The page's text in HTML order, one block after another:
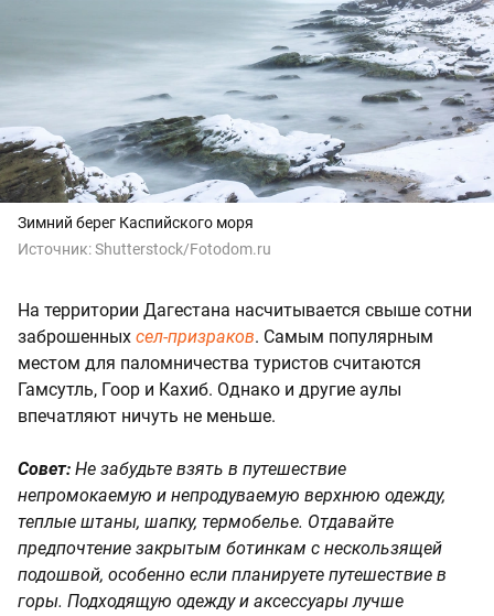
Зимний берег Каспийского моря
Источник:Shutterstock/Fotodom.ru
На территории Дагестана насчитывается свыше сотни
заброшенных сел-призраков. Самым популярным
местом для паломничества туристов считаются
Гамсутль, Гоор и Кахиб. Однако и другие аулы
впечатляют ничуть не меньше.
Совет: Не забудьте взять в путешествие
непромокаемую и непродуваемую верхнюю одежду,
теплые штаны, шапку, термобелье. Отдавайте
предпочтение закрытым ботинкам с нескользящей
подошвой, особенно если планируете путешествие в
горы. Подходящую одежду и аксессуары лучше